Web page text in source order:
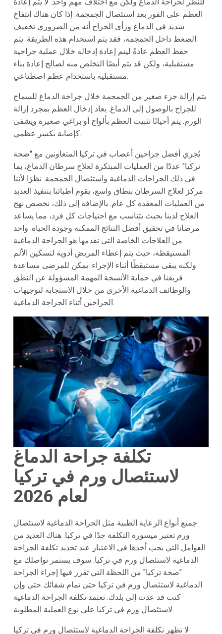
للنظر لجراحة الدماغ ولكن مع اختلاف مهم واحد. لا يتم إعادة
العظم على الفور بعد استئصال الجمجمة. إذا كان هناك انتفاخ
شديد في الدماغ ورأى الجراح أنه من الضروري تخفيف
الضغط داخل الجمجمة، فقد يتم استخدام هذه الطريقة. يتم
حفظ العظم عادةً ليتم إعادة إدخاله خلال عملية جراحية
مستقبلية، ولكن قد يتم أيضًا التخلص منه لصالح إعادة بناء
مستقبلية باستخدام عظم اصطناعي.
يتم إزالة جزء صغير من الجمجمة خلال جراحة الدماغ للسماح
للجراح بالوصول إلى الدماغ. يعاد إدخال العظم بمجرد إزالة
الورم. يتم أحيانًا تثبيت العظم بألواح أو براغي صغيرة ويشفى
كإصابة بكسر عظمي.
يُجري أفضل جراحين أعصاب في تركيا المتعاونين مع "صحة
تركيا" عددًا من العمليات المبتكرة لعلاج سرطان الدماغ، بما
في ذلك الجراحات الدماغية واستئصال الجمجمة. نظرًا لأننا
مركز لعلاج السرطان بنطاق واسع، يقوم أطبائنا بتنفيذ العديد
من العمليات المعقدة كل عام. بالإضافة إلى ذلك، نخصص نهج
العلاج لدينا بحيث يتناسب مع احتياجات كل فرد، مما يساعد
مرضانا في تحقيق أفضل النتائج الممكنة وجودة الحياة. واحد
من العلاجات الخاصة التي نقدمها هو الجراحة الدماغية
المستيقظة، حيث يتم إعطاء المريض أدوية لتسكين الألم
ولكنه يبقى مستيقظًا أثناء الإجراء. يمكن للمرضى مساعدة
فريقنا في حماية الأنسجة المهمة المسؤولة عن النطق
والوظائف الدماغية الأخرى من خلال الاستجابة لتوجيهات
الجراحين أثناء الجراحة الدماغية.
تكلفة جراحة الدماغ
لاستئصال ورم في تركيا
لعام 2026
جميع أنواع الرعاية الطبية مثل الجراحة الدماغية لاستئصال
ورم تعتبر ميسورة التكلفة جدًا في تركيا. هناك العديد من
العوامل التي يجب أخذها في الاعتبار عند تحديد تكلفة الجراحة
الدماغية لاستئصال ورم في تركيا. سوف يستمر تواصلك مع
"صحة تركيا" من اللحظة التي تقرر فيها إجراء الجراحة
الدماغية لاستئصال ورم في تركيا حتى تمام شفائك حتى وإن
كنت قد عدت إلى بلدك. تعتمد تكلفة الجراحة الدماغية
لاستئصال ورم في تركيا على نوع العملية المطلوبة.
لا تظهر تكلفة الجراحة الدماغية لاستئصال ورم في تركيا